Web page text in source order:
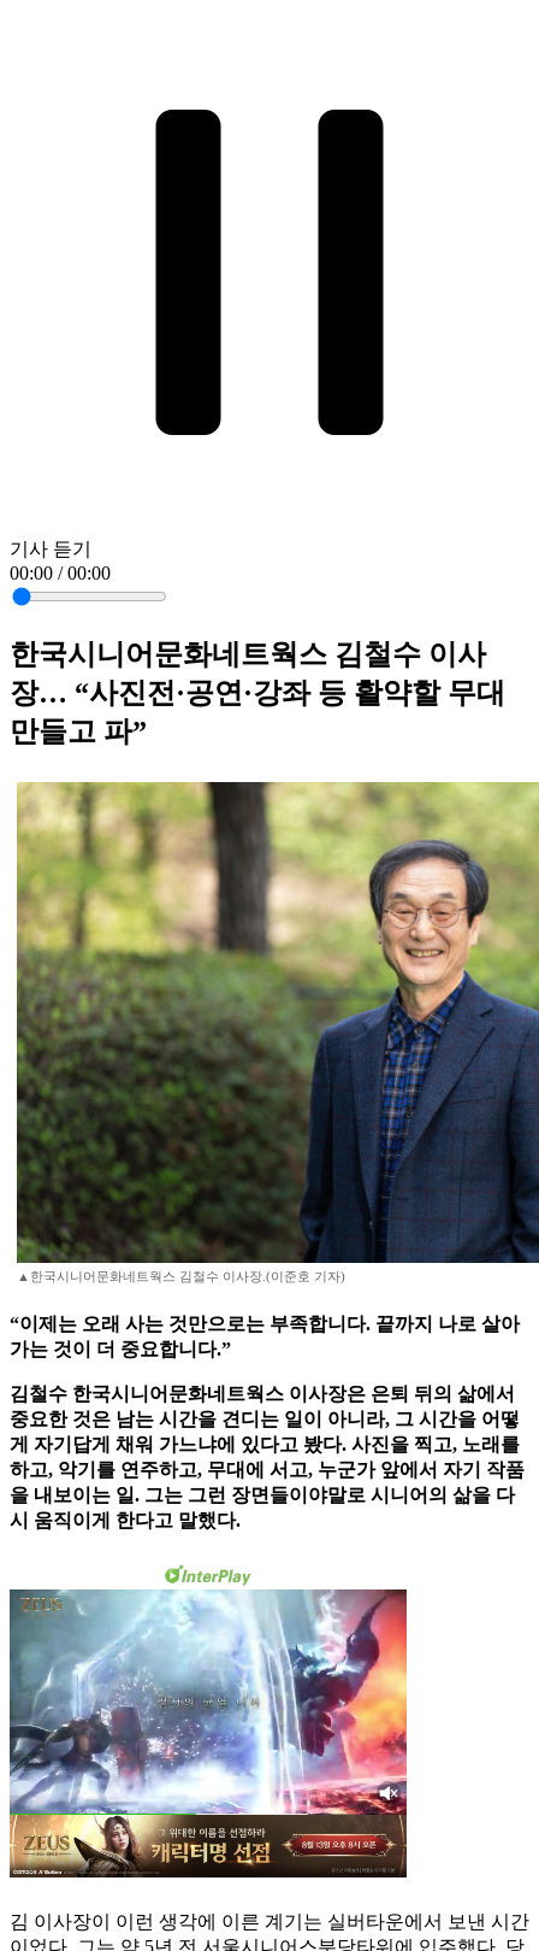
기사 듣기
00:00 / 00:00
한국시니어문화네트웍스 김철수 이사
장… “사진전·공연·강좌 등 활약할 무대
만들고 파”
▲한국시니어문화네트웍스 김철수 이사장.(이준호 기자)
“이제는 오래 사는 것만으로는 부족합니다. 끝까지 나로 살아
가는 것이 더 중요합니다.”
김철수 한국시니어문화네트웍스 이사장은 은퇴 뒤의 삶에서
중요한 것은 남는 시간을 견디는 일이 아니라, 그 시간을 어떻
게 자기답게 채워 가느냐에 있다고 봤다. 사진을 찍고, 노래를
하고, 악기를 연주하고, 무대에 서고, 누군가 앞에서 자기 작품
을 내보이는 일. 그는 그런 장면들이야말로 시니어의 삶을 다
시 움직이게 한다고 말했다.
김 이사장이 이런 생각에 이른 계기는 실버타운에서 보낸 시간